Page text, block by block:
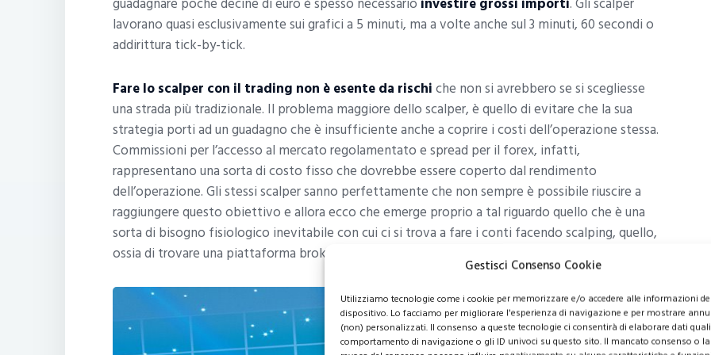
Gestisci Consenso Cookie
Utilizziamo tecnologie come i cookie per memorizzare e/o accedere alle informazioni del
dispositivo. Lo facciamo per migliorare l'esperienza di navigazione e per mostrare
(non) personalizzati. Il consenso a queste tecnologie ci consentirà di elaborare dati
comportamento di navigazione o gli ID univoci su questo sito. Il mancato consenso o la
lavorano quasi esclusivamente sui grafici a 5 minuti, ma a volte anche sul 3 minuti, 60 secondi o
addirittura tick-by-tick.
Fare lo scalper con il trading non è esente da rischiche non si avrebbero se si scegliesse
una strada più tradizionale. Il problema maggiore dello scalper, è quello di evitare che la sua
strategia porti ad un guadagno che è insufficiente anche a coprire i costi dell’operazione stessa.
Commissioni per l’accesso al mercato regolamentato e spread per il forex, infatti,
rappresentano una sorta di costo fisso che dovrebbe essere coperto dal rendimento
dell’operazione. Gli stessi scalper sanno perfettamente che non sempre è possibile riuscire a
raggiungere questo obiettivo e allora ecco che emerge proprio a tal riguardo quello che è una
sorta di bisogno fisiologico inevitabile con cui ci si trova a fare i conti facendo scalping, quello,
ossia di trovare una piattaforma broker che sia davvero conveniente.